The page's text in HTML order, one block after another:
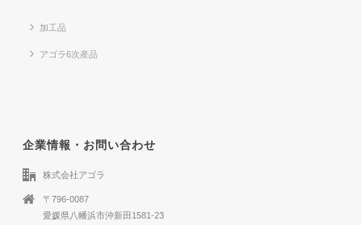
加工品
アゴラ6次産品
企業情報・お問い合わせ
株式会社アゴラ
〒796-0087
愛媛県八幡浜市沖新田1581-23